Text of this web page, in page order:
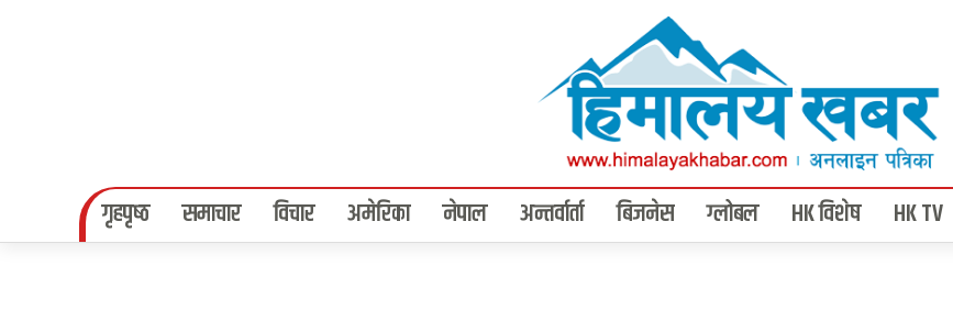
गृहपृष्‍ठ समाचार विचार अमेरिका नेपाल अन्तर्वार्ता बिजनेस ग्लोबल HK विशेष HK TV